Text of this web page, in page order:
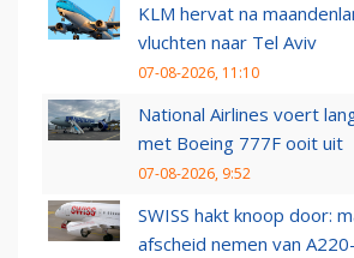
KLM hervat na
vluchten naar Tel Aviv
07-08-2026, 11:10
National Airlines voert
met Boeing 777F ooit uit
07-08-2026, 9:52
SWISS hakt knoop door:
afscheid nemen van